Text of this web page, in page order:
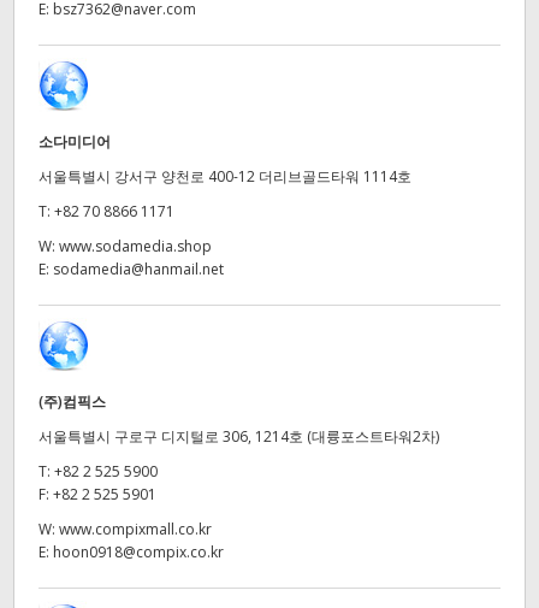
Poland
Portugal
Singapore
Sweden
Chinese Taipei
Turkey
UAE
E: bsz7362@naver.com
소다미디어
서울특별시 강서구 양천로 400-12 더리브골드타워 1114호
T: +82 70 8866 1171
W: www.sodamedia.shop
E: sodamedia@hanmail.net
(주)컴픽스
서울특별시 구로구 디지털로 306, 1214호 (대륭포스트타워2차)
T: +82 2 525 5900
F: +82 2 525 5901
W: www.compixmall.co.kr
E: hoon0918@compix.co.kr